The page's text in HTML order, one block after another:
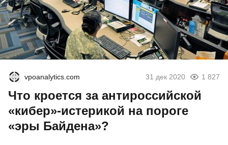
vpoanalytics.com 31 дек 2020 1 827
Что кроется за антироссийской
«кибер»-истерикой на пороге
«эры Байдена»?